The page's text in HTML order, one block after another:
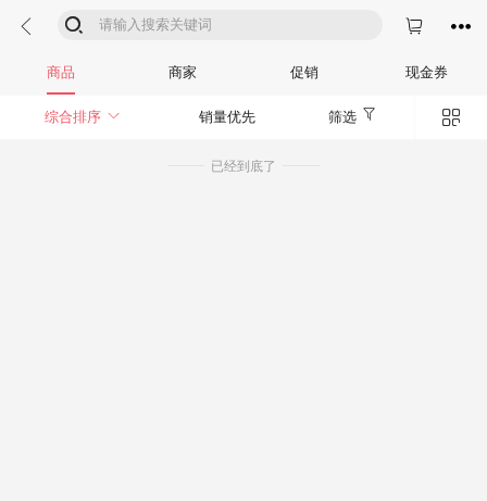
  

商品 商家 促销 现金券
综合排序  销量优先 筛选 
已经到底了